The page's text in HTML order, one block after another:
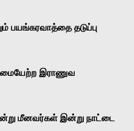
பயங்கரவாத்தை தடுப்பு
இராணுவ
மீனவர்கள் இன்று நாட்டை